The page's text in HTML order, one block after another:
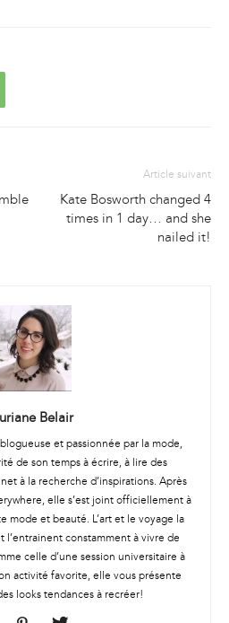
Article suivant
Kate Bosworth changed 4
times in 1 day… and she
nailed it!
Belair
et passionnée par la mode,
de son temps à écrire, à lire des
à la recherche d’inspirations. Après
elle s’est joint officiellement à
mode et beauté. L’art et le voyage la
l’entrainent constamment à vivre de
celle d’une session universitaire à
activité favorite, elle vous présente
looks tendances à recréer!